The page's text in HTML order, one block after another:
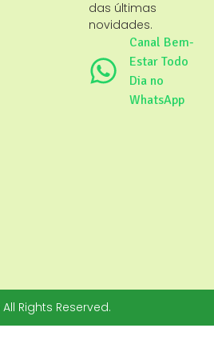
das últimas
novidades.
Canal Bem-
Estar Todo
Dia no
WhatsApp
Rights Reserved.